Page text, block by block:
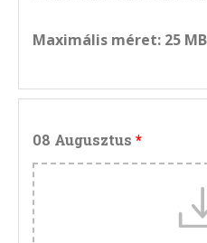
Maximális méret: 25 MB
08 Augusztus